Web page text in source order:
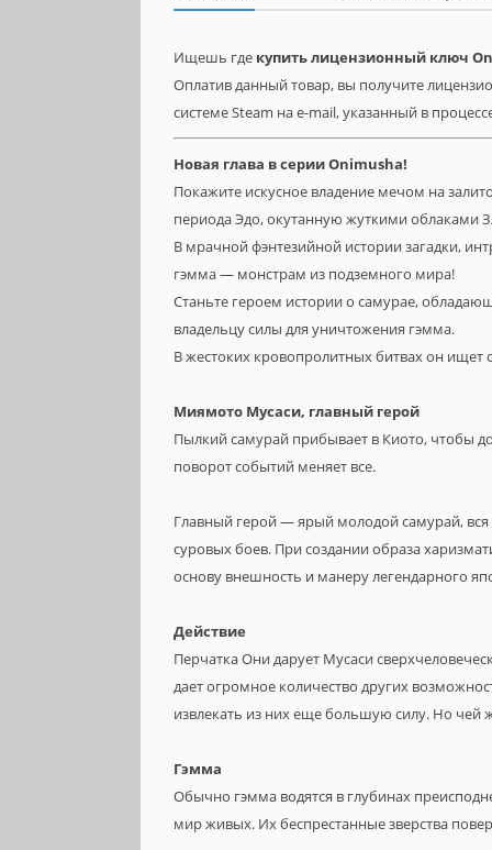
Ищешь где купить лицензионный ключ
Оплатив данный товар, вы получите
системе Steam на e-mail, указанный в
Новая глава в серии Onimusha!
Покажите искусное владение мечом на
периода Эдо, окутанную жуткими облаками
В мрачной фэнтезийной истории загадки,
гэмма — монстрам из подземного мира!
Станьте героем истории о самурае,
владельцу силы для уничтожения гэмма.
В жестоких кровопролитных битвах он ищет
Миямото Мусаси, главный герой
Пылкий самурай прибывает в Киото, чтобы
поворот событий меняет все.
Главный герой — ярый молодой самурай, вся
суровых боев. При создании образа
основу внешность и манеру легендарного
Действие
Перчатка Они дарует Мусаси
дает огромное количество других
извлекать из них еще большую силу. Но чей
Гэмма
Обычно гэмма водятся в глубинах
мир живых. Их беспрестанные зверства